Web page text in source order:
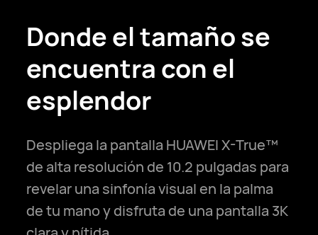
Donde el tamaño se
encuentra con el
esplendor
Despliega la pantalla HUAWEI X-True™
de alta resolución de 10.2 pulgadas para
revelar una sinfonía visual en la palma
de tu mano y disfruta de una pantalla 3K